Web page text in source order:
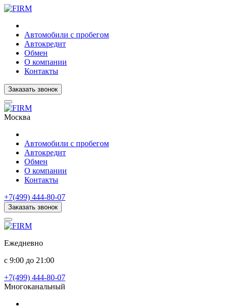
Автомобили с пробегом
Автокредит
Обмен
О компании
Контакты
Заказать звонок
Москва
Автомобили с пробегом
Автокредит
Обмен
О компании
Контакты
+7(499) 444-80-07
Заказать звонок
Ежедневно
с 9:00 до 21:00
+7(499) 444-80-07
Многоканальный